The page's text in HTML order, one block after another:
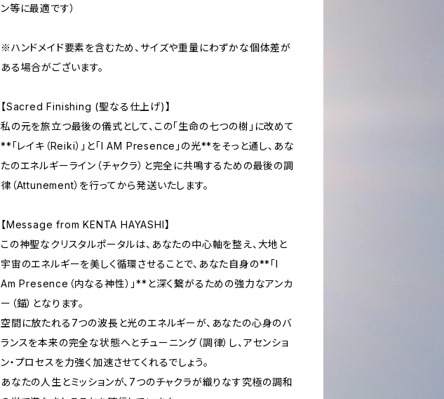
ン等に最適です）
※ハンドメイド要素を含むため、サイズや重量にわずかな個体差が
ある場合がございます。
【Sacred Finishing (聖なる仕上げ)】
私の元を旅立つ最後の儀式として、この「生命の七つの樹」に改めて
**「レイキ（Reiki）」と「I AM Presence」の光**をそっと通し、あな
たのエネルギーライン（チャクラ）と完全に共鳴するための最後の調
律（Attunement）を行ってから発送いたします。
【Message from KENTA HAYASHI】
この神聖なクリスタルポータルは、あなたの中心軸を整え、大地と
宇宙のエネルギーを美しく循環させることで、あなた自身の**「I
Am Presence（内なる神性）」**と深く繋がるための強力なアンカ
ー（錨）となります。
空間に放たれる7つの波長と光のエネルギーが、あなたの心身のバ
ランスを本来の完全な状態へとチューニング（調律）し、アセンショ
ン・プロセスを力強く加速させてくれるでしょう。
あなたの人生とミッションが、7つのチャクラが織りなす究極の調和